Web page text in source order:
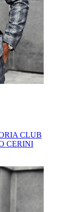
CLUB
CERINI